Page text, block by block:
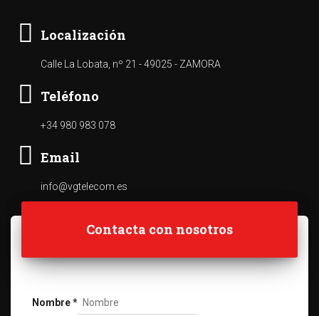
Localización
Calle La Lobata, nº 21 - 49025 - ZAMORA
Teléfono
+34 980 983 078
Email
info@vgtelecom.es
Contacta con nosotros
Nombre*